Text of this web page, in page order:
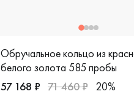
Обручальное кольцо из
белого золота 585 пробы
57 168 ₽ 71 460 ₽ 20%